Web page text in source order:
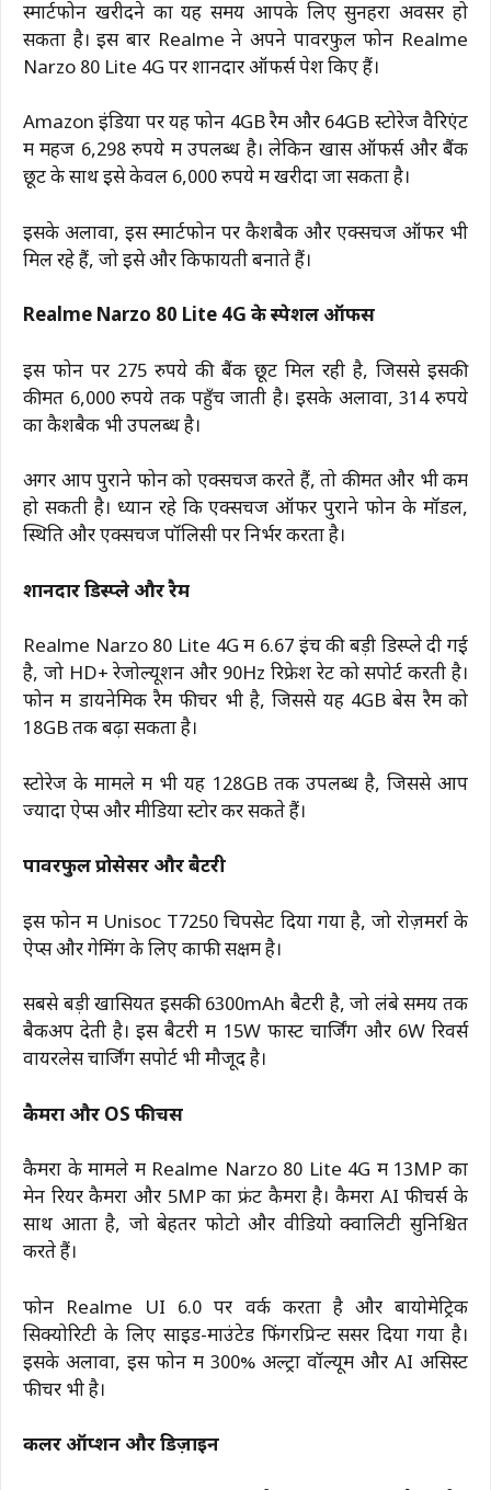
स्मार्टफोन खरीदने का यह समय आपके लिए सुनहरा अवसर हो
सकता है। इस बार Realme ने अपने पावरफुल फोन Realme
Narzo 80 Lite 4G पर शानदार ऑफर्स पेश किए हैं।
Amazon इंडिया पर यह फोन 4GB रैम और 64GB स्टोरेज वैरिएंट
में महज 6,298 रुपये में उपलब्ध है। लेकिन खास ऑफर्स और बैंक
छूट के साथ इसे केवल 6,000 रुपये में खरीदा जा सकता है।
इसके अलावा, इस स्मार्टफोन पर कैशबैक और एक्सचेंज ऑफर भी
मिल रहे हैं, जो इसे और किफायती बनाते हैं।
Realme Narzo 80 Lite 4G के स्पेशल ऑफर्स
इस फोन पर 275 रुपये की बैंक छूट मिल रही है, जिससे इसकी
कीमत 6,000 रुपये तक पहुँच जाती है। इसके अलावा, 314 रुपये
का कैशबैक भी उपलब्ध है।
अगर आप पुराने फोन को एक्सचेंज करते हैं, तो कीमत और भी कम
हो सकती है। ध्यान रहे कि एक्सचेंज ऑफर पुराने फोन के मॉडल,
स्थिति और एक्सचेंज पॉलिसी पर निर्भर करता है।
शानदार डिस्प्ले और रैम
Realme Narzo 80 Lite 4G में 6.67 इंच की बड़ी डिस्प्ले दी गई
है, जो HD+ रेजोल्यूशन और 90Hz रिफ्रेश रेट को सपोर्ट करती है।
फोन में डायनेमिक रैम फीचर भी है, जिससे यह 4GB बेस रैम को
18GB तक बढ़ा सकता है।
स्टोरेज के मामले में भी यह 128GB तक उपलब्ध है, जिससे आप
ज्यादा ऐप्स और मीडिया स्टोर कर सकते हैं।
पावरफुल प्रोसेसर और बैटरी
इस फोन में Unisoc T7250 चिपसेट दिया गया है, जो रोज़मर्रा के
ऐप्स और गेमिंग के लिए काफी सक्षम है।
सबसे बड़ी खासियत इसकी 6300mAh बैटरी है, जो लंबे समय तक
बैकअप देती है। इस बैटरी में 15W फास्ट चार्जिंग और 6W रिवर्स
वायरलेस चार्जिंग सपोर्ट भी मौजूद है।
कैमरा और OS फीचर्स
कैमरा के मामले में Realme Narzo 80 Lite 4G में 13MP का
मेन रियर कैमरा और 5MP का फ्रंट कैमरा है। कैमरा AI फीचर्स के
साथ आता है, जो बेहतर फोटो और वीडियो क्वालिटी सुनिश्चित
करते हैं।
फोन Realme UI 6.0 पर वर्क करता है और बायोमेट्रिक
सिक्योरिटी के लिए साइड-माउंटेड फिंगरप्रिन्ट सेंसर दिया गया है।
इसके अलावा, इस फोन में 300% अल्ट्रा वॉल्यूम और AI असिस्ट
फीचर भी है।
कलर ऑप्शन और डिज़ाइन